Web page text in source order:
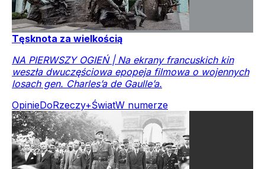
Tęsknota za wielkością
NA PIERWSZY OGIEŃ | Na ekrany francuskich kin
weszła dwuczęściowa epopeja filmowa o wojennych
losach gen. Charles’a de Gaulle’a.
OpinieDoRzeczy+ŚwiatW numerze